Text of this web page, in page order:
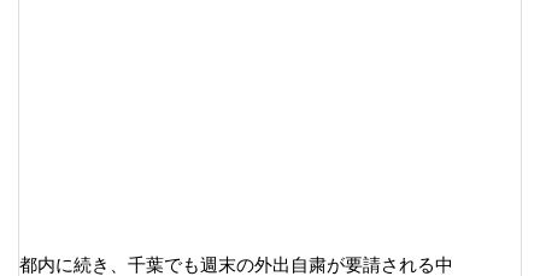
都内に続き、千葉でも週末の外出自粛が要請される中